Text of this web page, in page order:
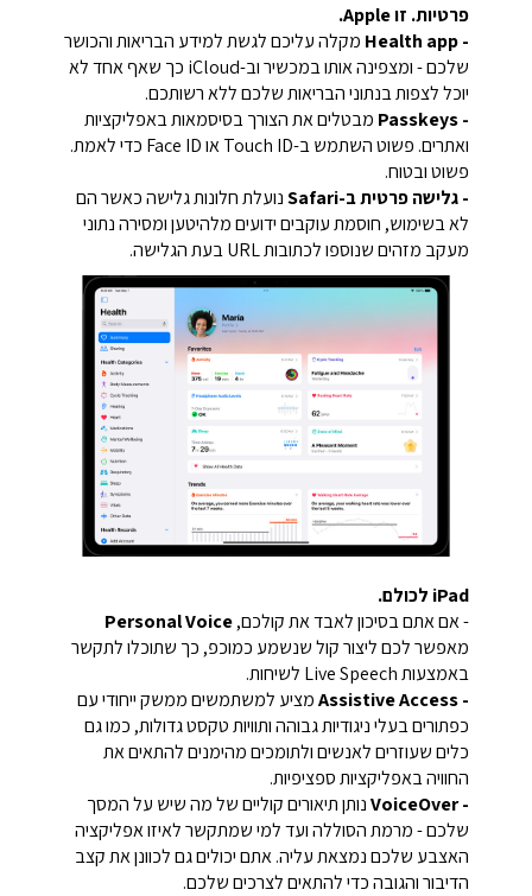
פרטיות. זו Apple.
- Health app
מקלה עליכם לגשת למידע הבריאות והכושר
שלכם - ומצפינה אותו במכשיר וב-iCloud כך שאף אחד לא
יוכל לצפות בנתוני הבריאות שלכם ללא רשותכם.
- Passkeys
מבטלים את הצורך בסיסמאות באפליקציות
ואתרים. פשוט השתמש ב-Touch ID או Face ID כדי לאמת.
פשוט ובטוח.
- גלישה פרטית ב-Safari
נועלת חלונות גלישה כאשר הם
לא בשימוש, חוסמת עוקבים ידועים מלהיטען ומסירה נתוני
מעקב מזהים שנוספו לכתובות URL בעת הגלישה.
iPad לכולם.
- אם אתם בסיכון לאבד את קולכם,Personal Voice
מאפשר לכם ליצור קול שנשמע כמוכפ, כך שתוכלו לתקשר
באמצעות Live Speech לשיחות.
- Assistive Access
מציע למשתמשים ממשק ייחודי עם
כפתורים בעלי ניגודיות גבוהה ותוויות טקסט גדולות, כמו גם
כלים שעוזרים לאנשים ולתומכים מהימנים להתאים את
החוויה באפליקציות ספציפיות.
- VoiceOver
נותן תיאורים קוליים של מה שיש על המסך
שלכם - מרמת הסוללה ועד למי שמתקשר לאיזו אפליקציה
האצבע שלכם נמצאת עליה. אתם יכולים גם לכוונן את קצב
הדיבור והגובה כדי להתאים לצרכים שלכם.